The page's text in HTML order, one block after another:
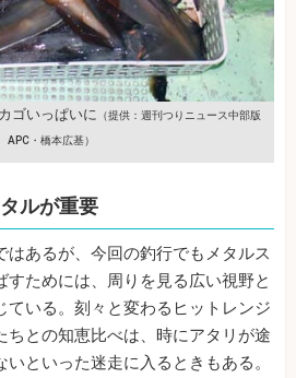
ゴいっぱいに （提供：週刊つりニュース中部版
APC・橋本広基）
ルが重要
はあるが、今回の釣行でもメタルス
すためには、周りを見る広い視野と
ている。刻々と変わるヒットレンジ
ちとの知恵比べは、時にアタリが途
といった迷走に入るときもある。